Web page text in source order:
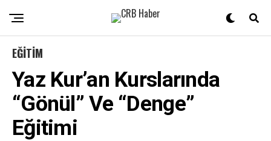
EĞITIM
Yaz Kur’an Kurslarında
“Gönül” Ve “Denge”
Eğitimi